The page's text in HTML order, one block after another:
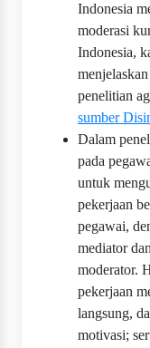
Indonesia
moderasi
Indonesia,
penelitian
sumber
Dalam
pada
untuk
pekerjaan
pegawai,
mediator
moderator.
pekerjaan
langsung,
motivasi;